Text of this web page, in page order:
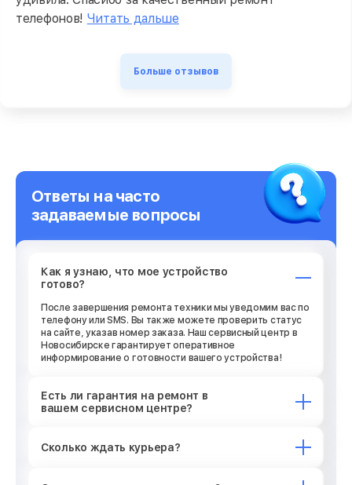
телефонов! Читать дальше
Больше отзывов
Ответы на часто
задаваемые вопросы
Как я узнаю, что мое устройство
готово?
После завершения ремонта техники мы уведомим вас по
телефону или SMS. Вы также можете проверить статус
на сайте, указав номер заказа. Наш сервисный центр в
Новосибирске гарантирует оперативное
информирование о готовности вашего устройства!
Есть ли гарантия на ремонт в
вашем сервисном центре?
Сколько ждать курьера?